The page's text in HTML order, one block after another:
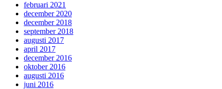
februari 2021
december 2020
december 2018
september 2018
augusti 2017
april 2017
december 2016
oktober 2016
augusti 2016
juni 2016